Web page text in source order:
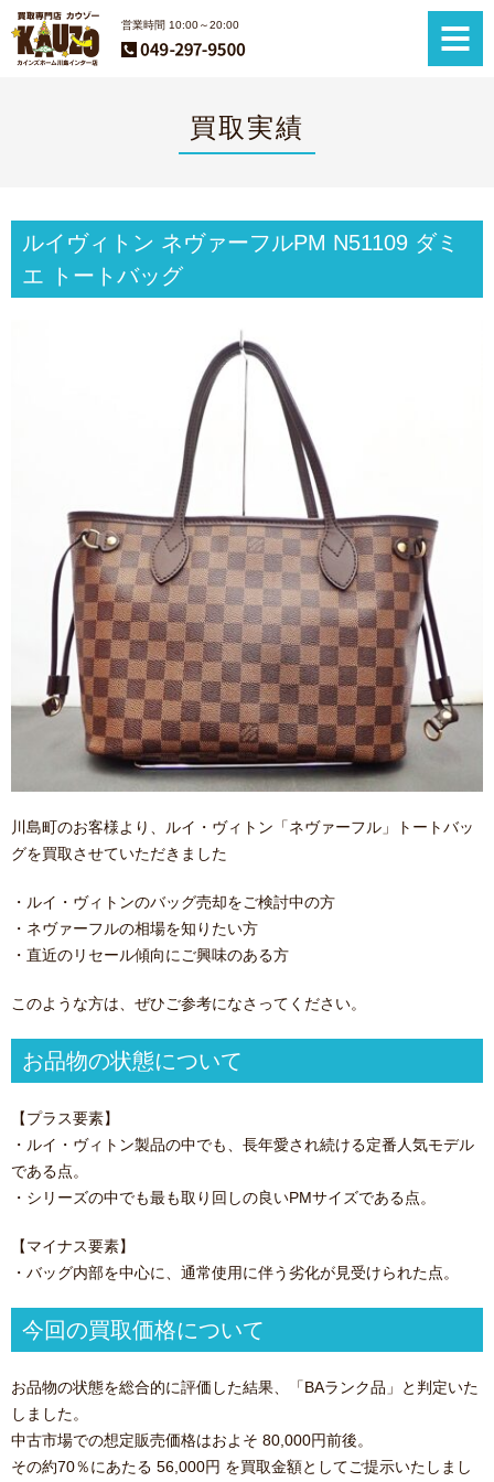
営業時間 10:00～20:00
買取実績
ルイヴィトン ネヴァーフルPM N51109 ダミ
エ トートバッグ
川島町のお客様より、ルイ・ヴィトン「ネヴァーフル」トートバッ
グを買取させていただきました
・ルイ・ヴィトンのバッグ売却をご検討中の方
・ネヴァーフルの相場を知りたい方
・直近のリセール傾向にご興味のある方
このような方は、ぜひご参考になさってください。
お品物の状態について
【プラス要素】
・ルイ・ヴィトン製品の中でも、長年愛され続ける定番人気モデル
である点。
・シリーズの中でも最も取り回しの良いPMサイズである点。
【マイナス要素】
・バッグ内部を中心に、通常使用に伴う劣化が見受けられた点。
今回の買取価格について
お品物の状態を総合的に評価した結果、「BAランク品」と判定いた
しました。
中古市場での想定販売価格はおよそ 80,000円前後。
その約70％にあたる 56,000円 を買取金額としてご提示いたしまし